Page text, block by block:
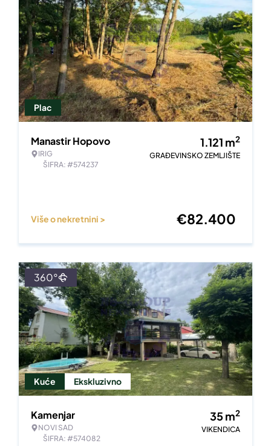
Plac
Manastir Hopovo
IRIG
ŠIFRA: #574237
1.121 m2
GRAĐEVINSKO ZEMLJIŠTE
Više o nekretnini > €82.400
Kuće Ekskluzivno
360°
Kamenjar
NOVI SAD
ŠIFRA: #574082
35m2
VIKENDICA